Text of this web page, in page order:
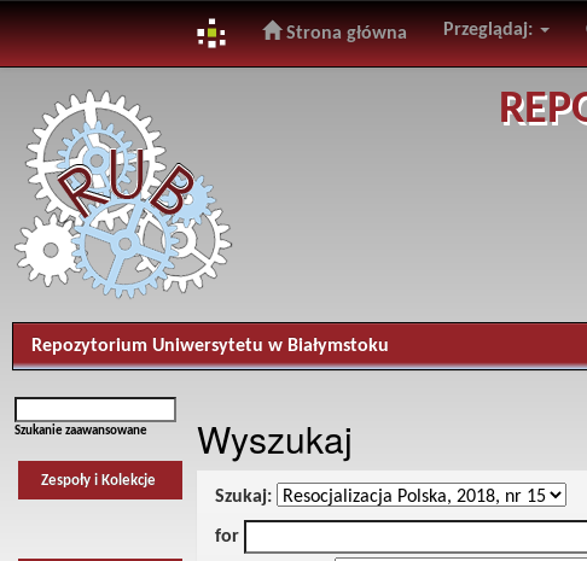
navigation
Strona główna Przeglądaj:
Repozytorium Uniwersytetu w Białymstoku
Szukanie zaawansowane
Zespoły i Kolekcje
Wyszukaj
Szukaj:
for